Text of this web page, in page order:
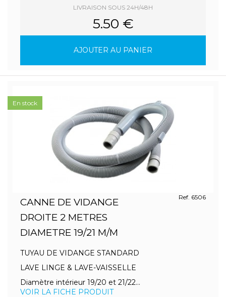
LIVRAISON SOUS 24H/48H
5.50 €
AJOUTER AU PANIER
CANNE DE VIDANGE
DROITE 2 METRES
DIAMETRE 19/21 M/M
Ref. 6506
TUYAU DE VIDANGE STANDARD
LAVE LINGE & LAVE-VAISSELLE
Diamètre intérieur 19/20 et 21/22...
VOIR LA FICHE PRODUIT
En stock